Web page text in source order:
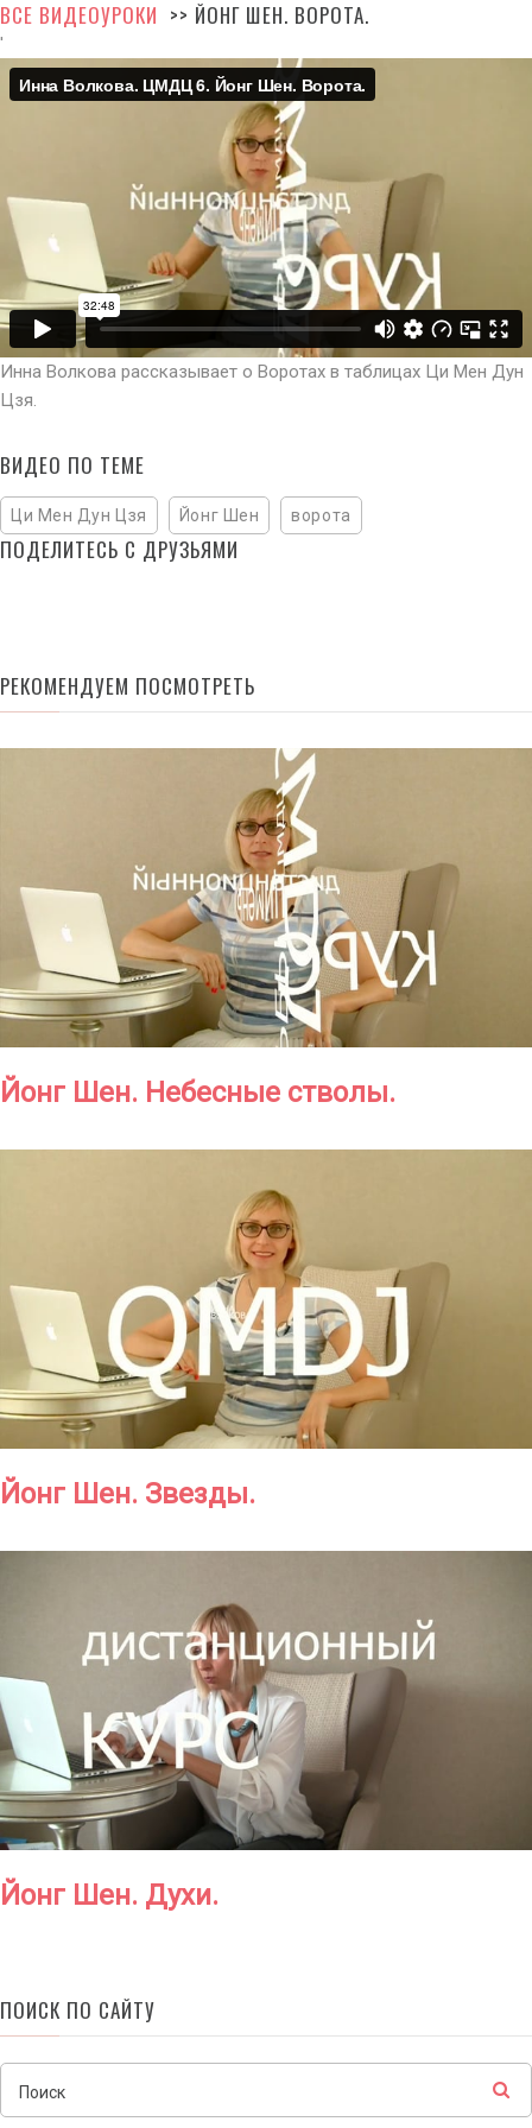
ВСЕ ВИДЕОУРОКИ >> ЙОНГ ШЕН. ВОРОТА.
'
Инна Волкова рассказывает о Воротах в таблицах Ци Мен Дун
Цзя.
ВИДЕО ПО ТЕМЕ
Ци Мен Дун Цзя Йонг Шен ворота
ПОДЕЛИТЕСЬ С ДРУЗЬЯМИ
РЕКОМЕНДУЕМ ПОСМОТРЕТЬ
Йонг Шен. Небесные стволы.
Йонг Шен. Звезды.
Йонг Шен. Духи.
ПОИСК ПО САЙТУ
Поиск